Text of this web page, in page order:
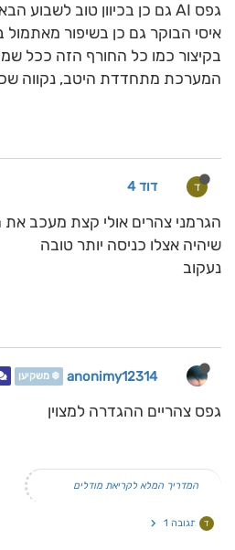
גפס AI גם כן בכיוון טוב לשבוע הבא
איסי הבוקר גם כן בשיפור מאתמול
בקיצור כמו כל החורף הזה ככל
המערכת מתחדדת היטב, נקווה
ד דוד 4
הגרמני צהרים אולי קצת מעכב
שיהיה אצלו כניסה יותר טובה
נעקוב
anonimy12314 ❄️ משקיען
גפס צהריים ההגדרה למצוין
המדריך המלא לקריאת מודלים
ד תגובה 1